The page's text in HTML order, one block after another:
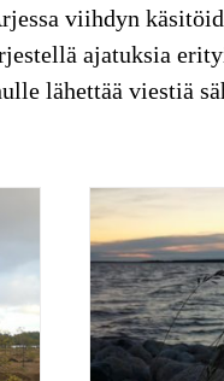
viihdyn
ajatuksia
lähettää viestiä